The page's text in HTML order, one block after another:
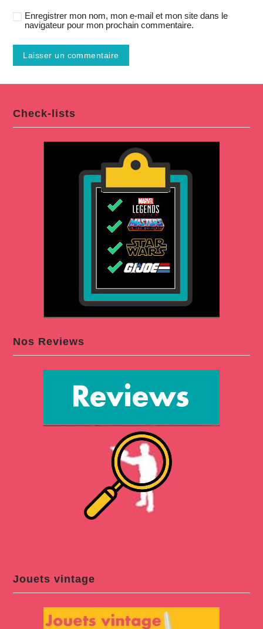
Enregistrer mon nom, mon e-mail et mon site dans le
navigateur pour mon prochain commentaire.
Check-lists
Nos Reviews
Jouets vintage